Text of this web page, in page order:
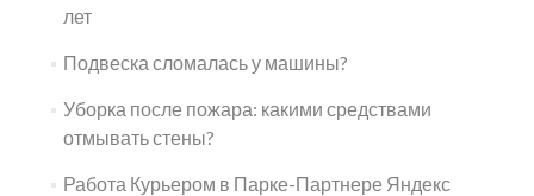
лет
Подвеска сломалась у машины?
Уборка после пожара: какими средствами
отмывать стены?
Работа Курьером в Парке-Партнере Яндекс